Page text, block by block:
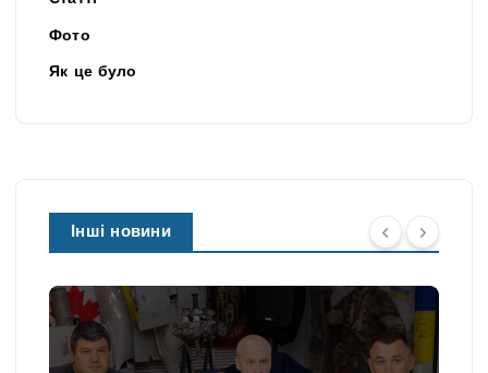
Фото
Як це було
Інші новини